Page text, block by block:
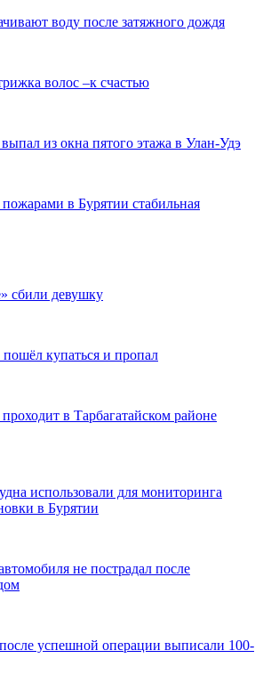
воду после затяжного дождя
волос –к счастью
из окна пятого этажа в Улан-Удэ
в Бурятии стабильная
сбили девушку
купаться и пропал
в Тарбагатайском районе
использовали для мониторинга
в Бурятии
не пострадал после
успешной операции выписали 100-